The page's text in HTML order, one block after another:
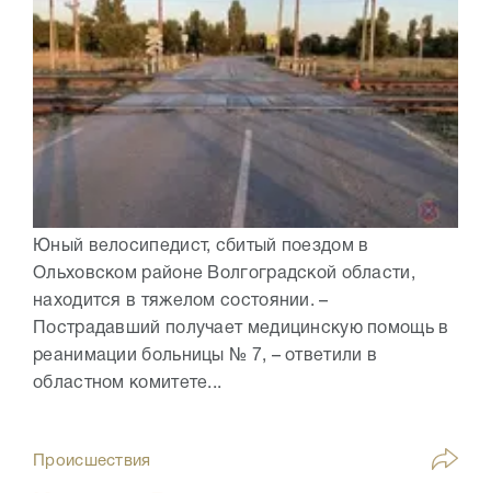
Юный велосипедист, сбитый поездом в
Ольховском районе Волгоградской области,
находится в тяжелом состоянии. –
Пострадавший получает медицинскую помощь в
реанимации больницы № 7, – ответили в
областном комитете...
Происшествия